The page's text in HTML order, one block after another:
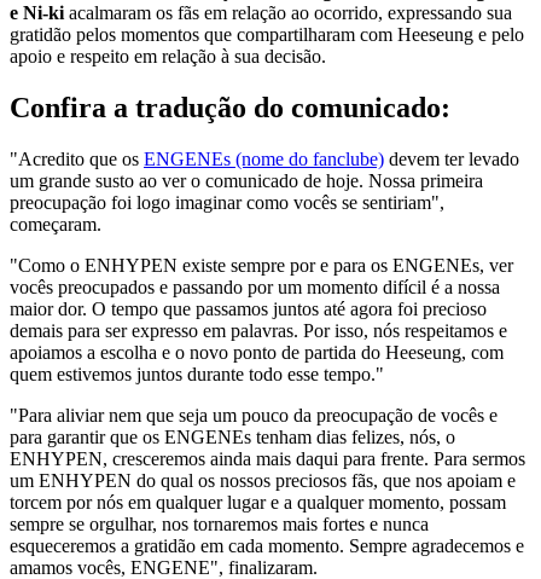
e Ni-ki acalmaram os fãs em relação ao ocorrido, expressando sua
gratidão pelos momentos que compartilharam com Heeseung e pelo
apoio e respeito em relação à sua decisão.
Confira a tradução do comunicado:
​"Acredito que os ENGENEs (nome do fanclube) devem ter levado
um grande susto ao ver o comunicado de hoje. Nossa primeira
preocupação foi logo imaginar como vocês se sentiriam",
começaram.
"​Como o ENHYPEN existe sempre por e para os ENGENEs, ver
vocês preocupados e passando por um momento difícil é a nossa
maior dor. ​O tempo que passamos juntos até agora foi precioso
demais para ser expresso em palavras. Por isso, nós respeitamos e
apoiamos a escolha e o novo ponto de partida do Heeseung, com
quem estivemos juntos durante todo esse tempo."
"​Para aliviar nem que seja um pouco da preocupação de vocês e
para garantir que os ENGENEs tenham dias felizes, nós, o
ENHYPEN, cresceremos ainda mais daqui para frente. ​Para sermos
um ENHYPEN do qual os nossos preciosos fãs, que nos apoiam e
torcem por nós em qualquer lugar e a qualquer momento, possam
sempre se orgulhar, nos tornaremos mais fortes e nunca
esqueceremos a gratidão em cada momento. ​Sempre agradecemos e
amamos vocês, ENGENE", finalizaram.